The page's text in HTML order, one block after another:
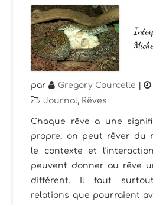
par Gregory Courcelle |
Journal, Rêves
Chaque rêve a une
propre, on peut rêver du
le contexte et
peuvent donner au rêve
différent. Il faut
relations que pourraient